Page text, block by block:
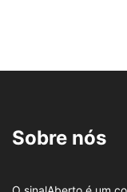
Sobre nós